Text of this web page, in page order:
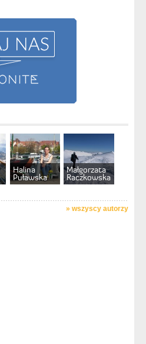
Halina
Puławska
Małgorzata
Raczkowska
» wszyscy autorzy